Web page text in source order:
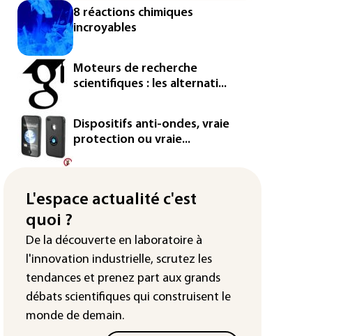
Véhicules de livraison autonomes:
la France ouvre la voie à leur
homologation
Iris³: Eutelsat investira 3,4 milliards
d'euros dans la future
constellation européenne
Le magazine VSD racheté par
l'entrepreneur Vianney d'Alançon
attendue au plus bas depuis 1980
"Retour en force" progressif de la
chaleur dans les prochains jours en
France
8 réactions chimiques
incroyables
Moteurs de recherche
scientifiques : les alternati...
Dispositifs anti-ondes, vraie
protection ou vraie...
L'espace actualité c'est
quoi ?
De la découverte en laboratoire à
l'innovation industrielle, scrutez les
tendances et prenez part aux grands
débats scientifiques qui construisent le
monde de demain.